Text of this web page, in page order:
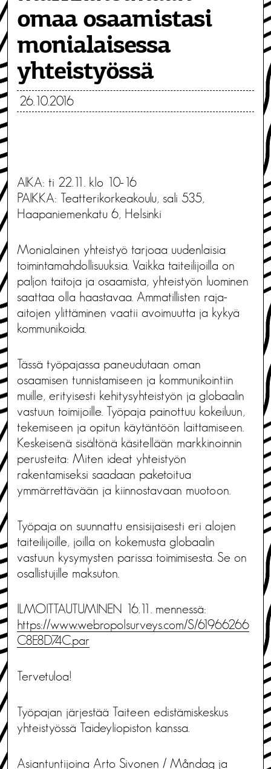
omaa osaamistasi
monialaisessa
yhteistyössä
26.10.2016
AIKA: ti 22.11. klo 10-16
PAIKKA: Teatterikorkeakoulu, sali 535,
Haapaniemenkatu 6, Helsinki
Monialainen yhteistyö tarjoaa uudenlaisia
toimintamahdollisuuksia. Vaikka taiteilijoilla on
paljon taitoja ja osaamista, yhteistyön luominen
saattaa olla haastavaa. Ammatillisten raja-
aitojen ylittäminen vaatii avoimuutta ja kykyä
kommunikoida.
Tässä työpajassa paneudutaan oman
osaamisen tunnistamiseen ja kommunikointiin
muille, erityisesti kehitysyhteistyön ja globaalin
vastuun toimijoille. Työpaja painottuu kokeiluun,
tekemiseen ja opitun käytäntöön laittamiseen.
Keskeisenä sisältönä käsitellään markkinoinnin
perusteita: Miten ideat yhteistyön
rakentamiseksi saadaan paketoitua
ymmärrettävään ja kiinnostavaan muotoon.
Työpaja on suunnattu ensisijaisesti eri alojen
taiteilijoille, joilla on kokemusta globaalin
vastuun kysymysten parissa toimimisesta. Se on
osallistujille maksuton.
ILMOITTAUTUMINEN 16.11. mennessä:
https://www.webropolsurveys.com/S/61966266
C8E8D74C.par
Tervetuloa!
Työpajan järjestää Taiteen edistämiskeskus
yhteistyössä Taideyliopiston kanssa.
Asiantuntijoina Arto Sivonen / Måndag ja